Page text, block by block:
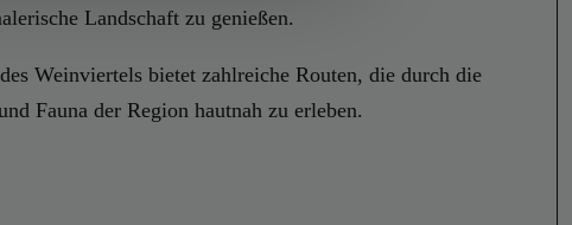
Landschaft zu genießen.
Weinviertels bietet zahlreiche Routen, die durch die
Fauna der Region hautnah zu erleben.